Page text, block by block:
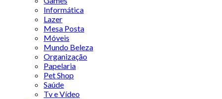
Informática
Lazer
Mesa Posta
Móveis
Mundo Beleza
Organização
Papelaria
Pet Shop
Saúde
Tv e Vídeo